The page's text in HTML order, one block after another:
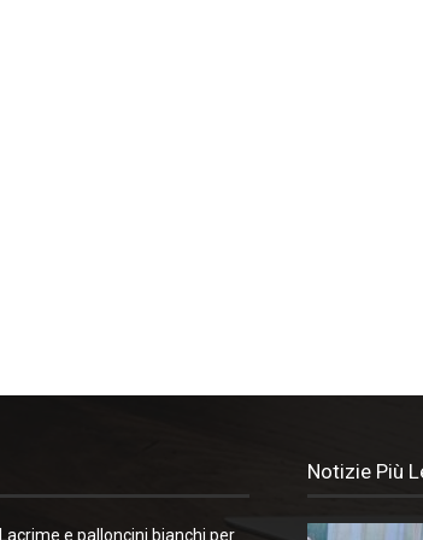
Lacrime e palloncini bianchi per
Notizie Più